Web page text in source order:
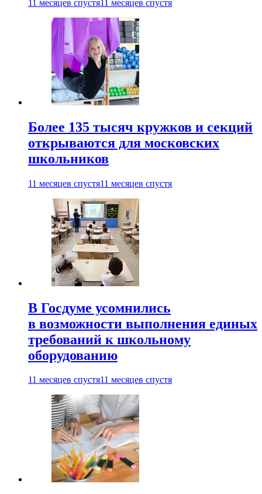
11 месяцев спустя11 месяцев спустя
Более 135 тысяч кружков и секций
открываются для московских
школьников
11 месяцев спустя11 месяцев спустя
В Госдуме усомнились
в возможности выполнения единых
требований к школьному
оборудованию
11 месяцев спустя11 месяцев спустя